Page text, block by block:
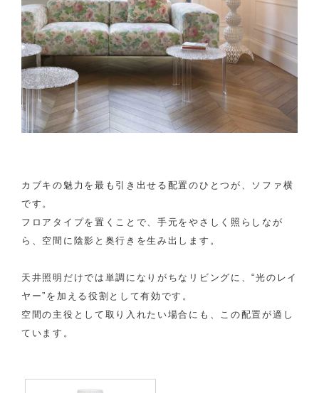
カブキの魅力を最も引き出せる配置のひとつが、ソファ横
です。
フロアタイプを置くことで、手元をやさしく照らしなが
ら、空間に陰影と奥行きを生み出します。
天井照明だけでは単調になりがちなリビングに、“光のレイ
ヤー”を加える役割として有効です。
空間の主役として取り入れたい場合にも、この配置が適し
ています。